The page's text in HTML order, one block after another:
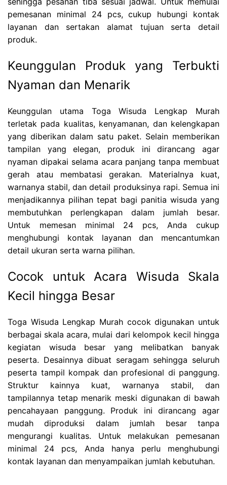
pemesanan minimal 24 pcs, cukup hubungi kontak
layanan dan sertakan alamat tujuan serta detail
produk.
Keunggulan Produk yang Terbukti
Nyaman dan Menarik
Keunggulan utama Toga Wisuda Lengkap Murah
terletak pada kualitas, kenyamanan, dan kelengkapan
yang diberikan dalam satu paket. Selain memberikan
tampilan yang elegan, produk ini dirancang agar
nyaman dipakai selama acara panjang tanpa membuat
gerah atau membatasi gerakan. Materialnya kuat,
warnanya stabil, dan detail produksinya rapi. Semua ini
menjadikannya pilihan tepat bagi panitia wisuda yang
membutuhkan perlengkapan dalam jumlah besar.
Untuk memesan minimal 24 pcs, Anda cukup
menghubungi kontak layanan dan mencantumkan
detail ukuran serta warna pilihan.
Cocok untuk Acara Wisuda Skala
Kecil hingga Besar
Toga Wisuda Lengkap Murah cocok digunakan untuk
berbagai skala acara, mulai dari kelompok kecil hingga
kegiatan wisuda besar yang melibatkan banyak
peserta. Desainnya dibuat seragam sehingga seluruh
peserta tampil kompak dan profesional di panggung.
Struktur kainnya kuat, warnanya stabil, dan
tampilannya tetap menarik meski digunakan di bawah
pencahayaan panggung. Produk ini dirancang agar
mudah diproduksi dalam jumlah besar tanpa
mengurangi kualitas. Untuk melakukan pemesanan
minimal 24 pcs, Anda hanya perlu menghubungi
kontak layanan dan menyampaikan jumlah kebutuhan.